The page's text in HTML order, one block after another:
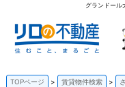
グランドー
TOPページ 賃貸物件検索